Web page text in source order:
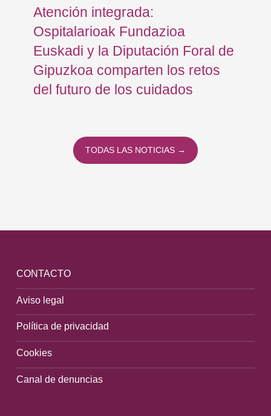
Atención integrada:
Ospitalarioak Fundazioa
Euskadi y la Diputación Foral de
Gipuzkoa comparten los retos
del futuro de los cuidados
TODAS LAS NOTICIAS →
CONTACTO
Aviso legal
Política de privacidad
Cookies
Canal de denuncias